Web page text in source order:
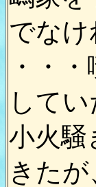
でな
・・
して
小火騒
きた